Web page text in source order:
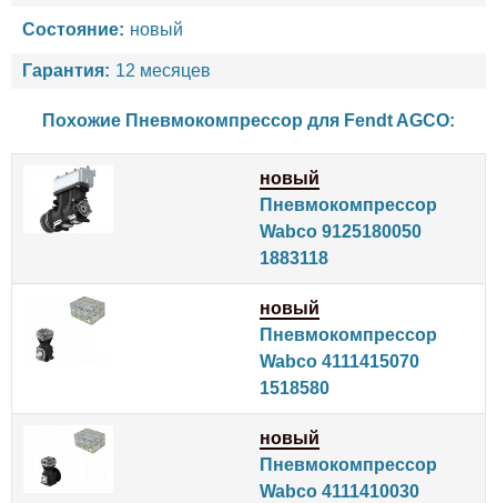
Состояние: новый
Гарантия: 12 месяцев
Похожие Пневмокомпрессор для FendtAGCO:
новый
Пневмокомпрессор
Wabco 9125180050
1883118
новый
Пневмокомпрессор
Wabco 4111415070
1518580
новый
Пневмокомпрессор
Wabco 4111410030